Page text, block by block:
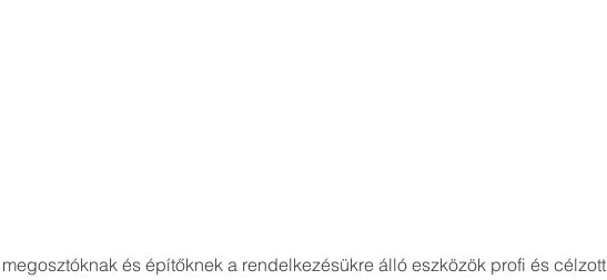
és építőknek a rendelkezésükre álló eszközök profi és célzott